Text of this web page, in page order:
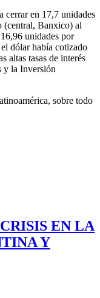
cerrar en 17,7 unidades
(central, Banxico) al
unidades por
dólar había cotizado
altas tasas de interés
y la Inversión
sobre todo
EN LA
Y